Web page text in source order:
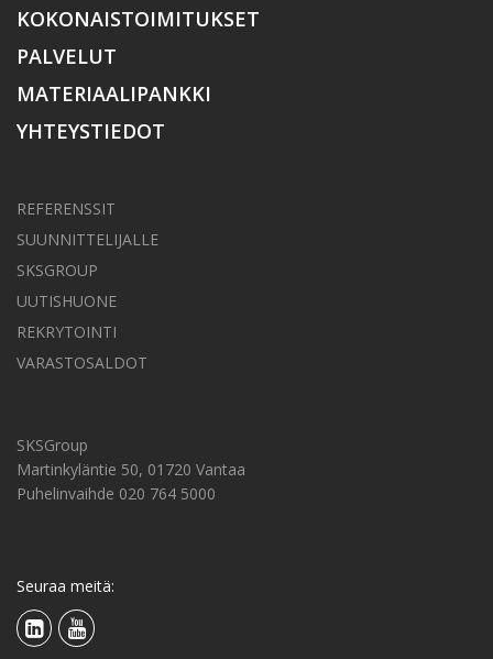
KOKONAISTOIMITUKSET
PALVELUT
MATERIAALIPANKKI
YHTEYSTIEDOT
REFERENSSIT
SUUNNITTELIJALLE
SKSGROUP
UUTISHUONE
REKRYTOINTI
VARASTOSALDOT
SKSGroup
Martinkyläntie 50, 01720 Vantaa
Puhelinvaihde 020 764 5000
Seuraa meitä: